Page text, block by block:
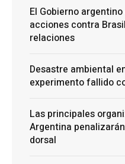
El Gobierno
acciones contra
relaciones
Desastre ambiental
experimento fallido
Las principales
Argentina
dorsal